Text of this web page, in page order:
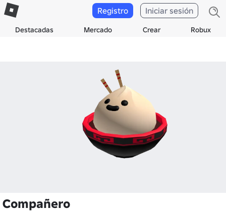
Destacadas Mercado Crear Robux
Registro Iniciar sesión
Compañero